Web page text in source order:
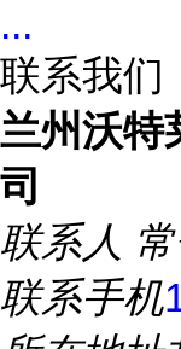
...
联系我们
兰州沃特
司
联系人
联系手机